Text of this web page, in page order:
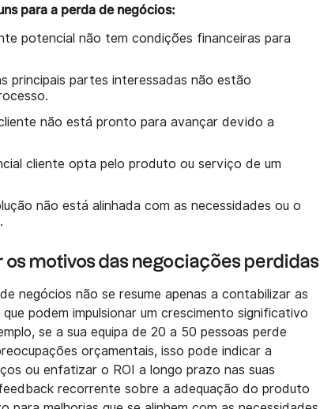
para a perda de negócios:
potencial não tem condições financeiras para
principais partes interessadas não estão
não está pronto para avançar devido a
cliente opta pelo produto ou serviço de um
não está alinhada com as necessidades ou o
os motivos das negociações perdidas
negócios não se resume apenas a contabilizar as
podem impulsionar um crescimento significativo
se a sua equipa de 20 a 50 pessoas perde
orçamentais, isso pode indicar a
ou enfatizar o ROI a longo prazo nas suas
recorrente sobre a adequação do produto